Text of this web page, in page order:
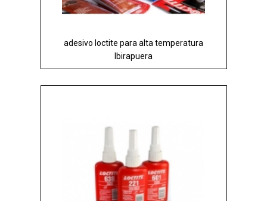
adesivo loctite para alta temperatura
Ibirapuera